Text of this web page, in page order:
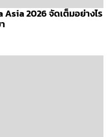
Asia 2026 จัดเต็มอย่างไร